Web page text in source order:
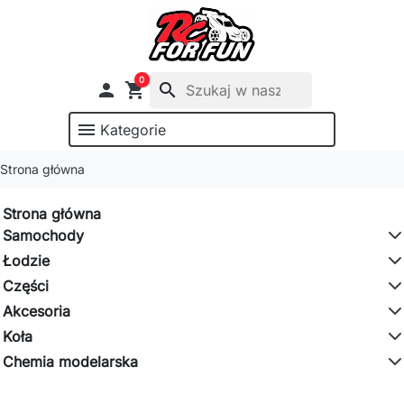
 shopping_cart
0
search
menu Kategorie
Strona główna
Strona główna
Samochody
Łodzie
Części
Akcesoria
Koła
Chemia modelarska